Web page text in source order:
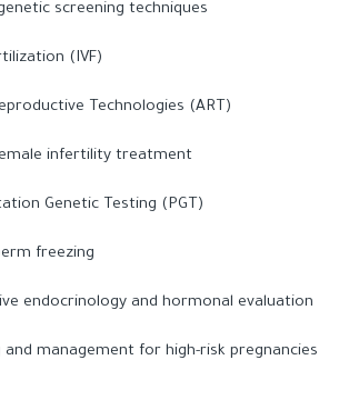
screening techniques
(IVF)
Technologies (ART)
infertility treatment
Genetic Testing (PGT)
freezing
endocrinology and hormonal evaluation
and management for high-risk pregnancies